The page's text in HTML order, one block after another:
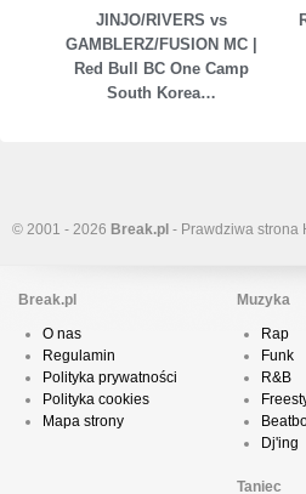
JINJO/RIVERS vs
GAMBLERZ/FUSION MC |
Red Bull BC One Camp
South Korea…
© 2001 - 2026 Break.pl - Prawdziwa strona
Break.pl
O nas
Regulamin
Polityka prywatności
Polityka cookies
Mapa strony
Muzyka
Rap
Funk
R&B
Dj'ing
Taniec